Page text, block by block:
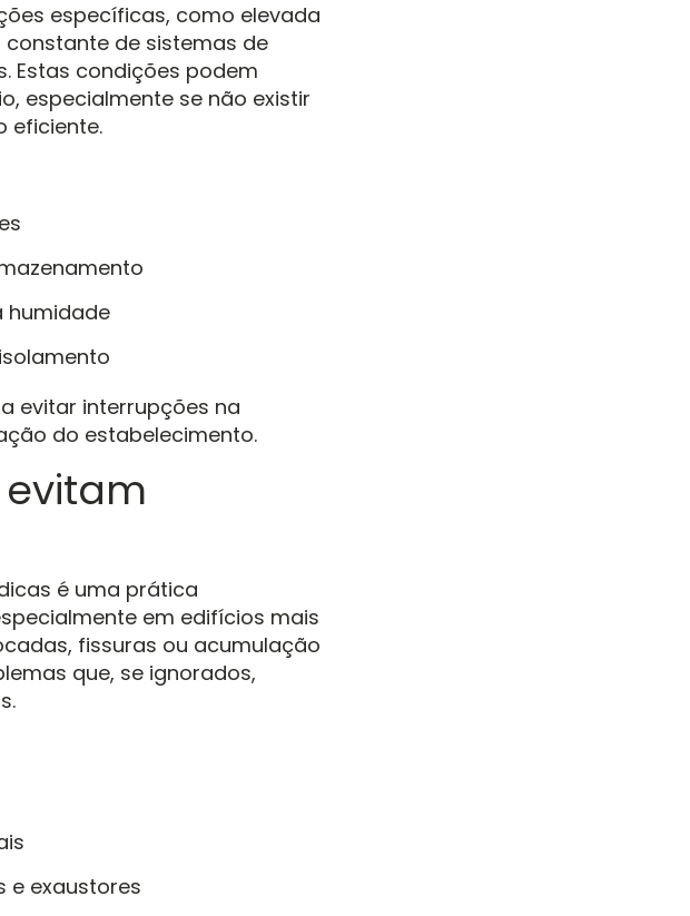
específicas, como elevada
de sistemas de
Estas condições podem
especialmente se não existir
eficiente.
humidade
evitar interrupções na
do estabelecimento.
é uma prática
em edifícios mais
fissuras ou acumulação
que, se ignorados,
e exaustores